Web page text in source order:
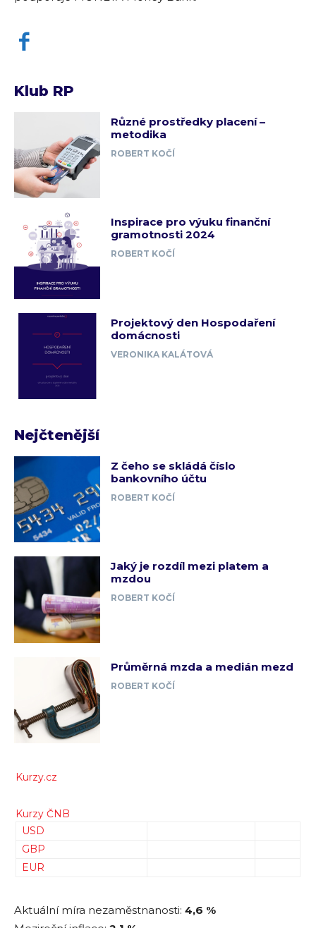
Klub RP
Různé prostředky placení –
metodika
ROBERT KOČÍ
Inspirace pro výuku finanční
gramotnosti 2024
ROBERT KOČÍ
Projektový den Hospodaření
domácnosti
VERONIKA KALÁTOVÁ
Nejčtenější
Z čeho se skládá číslo
bankovního účtu
ROBERT KOČÍ
Jaký je rozdíl mezi platem a
mzdou
ROBERT KOČÍ
Průměrná mzda a medián mezd
ROBERT KOČÍ
Kurzy.cz
Kurzy ČNB
USD
GBP
EUR
Aktuální míra nezaměstnanosti: 4,6 %